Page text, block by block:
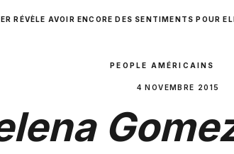
RÉVÈLE AVOIR ENCORE DES SENTIMENTS POUR
PEOPLE AMÉRICAINS
4 NOVEMBRE 2015